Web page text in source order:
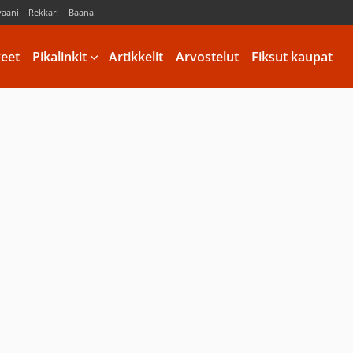
Rekkari Baana
Pikalinkit Artikkelit Arvostelut Fiksut kaupat